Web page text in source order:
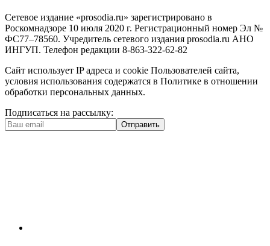
Сетевое издание «prosodia.ru» зарегистрировано в
Роскомнадзоре 10 июля 2020 г. Регистрационный номер Эл №
ФС77–78560. Учредитель сетевого издания prosodia.ru АНО
ИНГУП. Телефон редакции 8-863-322-62-82
Сайт использует IP адреса и cookie Пользователей сайта,
условия использования содержатся в Политике в отношении
обработки персональных данных.
Подписаться на рассылку:
Отправить